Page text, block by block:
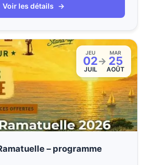
Voir les détails →
JEU
02
JUIL
→
MAR
25
AOÛT
– programme